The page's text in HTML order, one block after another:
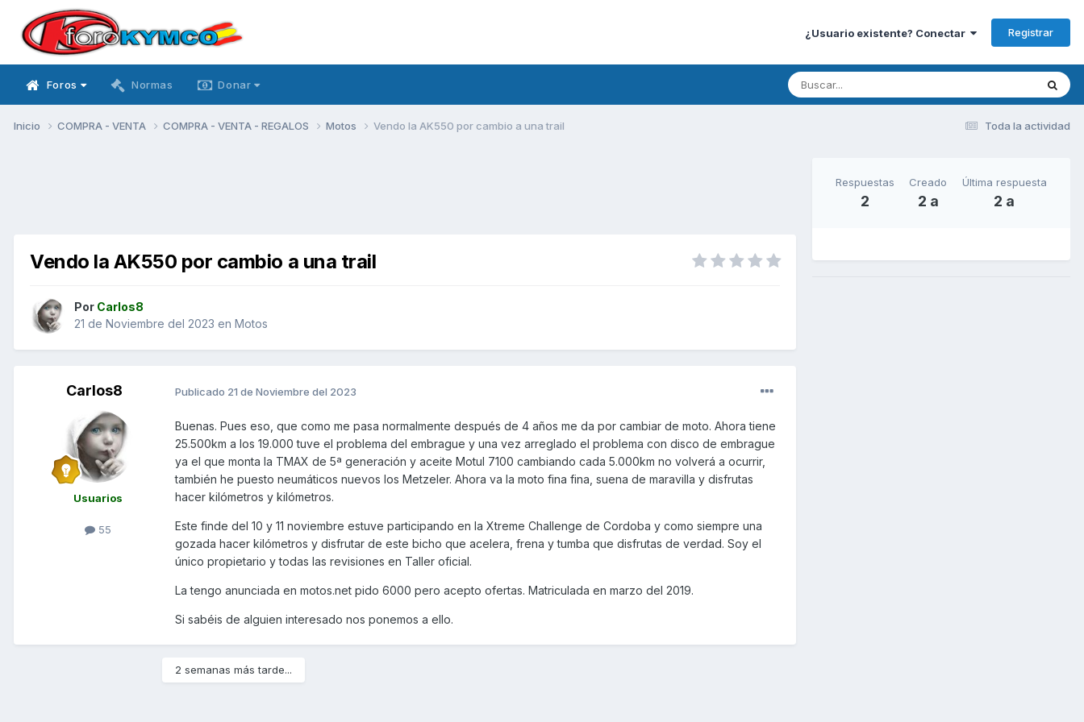
¿Usuario existente? Conectar Registrar
Foros Normas Donar
Toda la actividad
Inicio COMPRA - VENTA COMPRA - VENTA - REGALOS Motos Vendo la AK550 por cambio a una trail
Vendo la AK550 por cambio a una trail
Por Carlos8
21 de Noviembre del 2023 en Motos
Carlos8
Usuarios
55
Publicado 21 de Noviembre del 2023
Buenas. Pues eso, que como me pasa normalmente después de 4 años me da por cambiar de moto. Ahora tiene
25.500km a los 19.000 tuve el problema del embrague y una vez arreglado el problema con disco de embrague
ya el que monta la TMAX de 5ª generación y aceite Motul 7100 cambiando cada 5.000km no volverá a ocurrir,
también he puesto neumáticos nuevos los Metzeler. Ahora va la moto fina fina, suena de maravilla y disfrutas
hacer kilómetros y kilómetros.
Este finde del 10 y 11 noviembre estuve participando en la Xtreme Challenge de Cordoba y como siempre una
gozada hacer kilómetros y disfrutar de este bicho que acelera, frena y tumba que disfrutas de verdad. Soy el
único propietario y todas las revisiones en Taller oficial.
La tengo anunciada en motos.net pido 6000 pero acepto ofertas. Matriculada en marzo del 2019.
Si sabéis de alguien interesado nos ponemos a ello.
2 semanas más tarde...
Respuestas
2
Creado
2 a
Última respuesta
2 a